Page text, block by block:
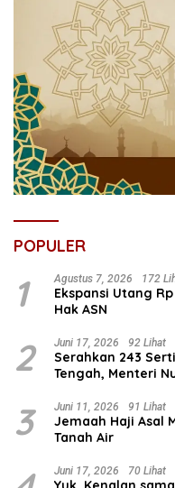
POPULER
1 Agustus 7, 2026 172
Ekspansi Utang
Hak ASN
2 Juni 17, 2026 92 Lihat
Serahkan 243
Tengah, Menteri
Umat
3 Juni 11, 2026 91 Lihat
Jemaah Haji Asal
Tanah Air
Juni 17, 2026 70 Lihat